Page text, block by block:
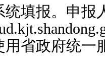
统填报。申
用省政府统一